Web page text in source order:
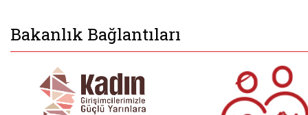
Bakanlık Bağlantıları